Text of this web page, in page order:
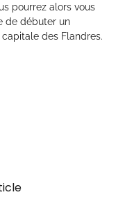
pourrez alors vous
de débuter un
des Flandres.